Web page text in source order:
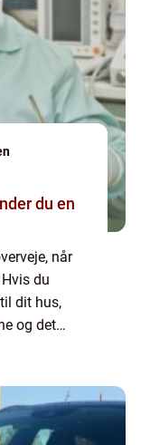
når
du
dit hus,
og det